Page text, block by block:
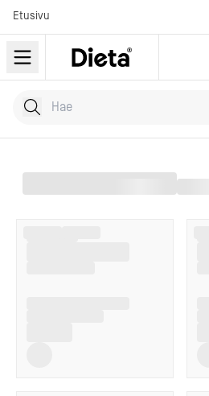
Etusivu
Hae tuotteita
Kirjoita hakusana...